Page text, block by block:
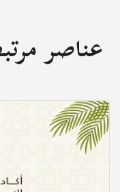
عناصر